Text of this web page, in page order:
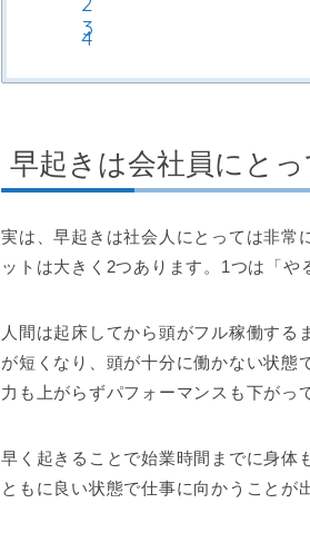
早起きは会社員にと
実は、早起きは社会人にとっては非常
ットは大きく2つあります。1つは「や
人間は起床してから頭がフル稼働す
が短くなり、頭が十分に働かない状態
力も上がらずパフォーマンスも下がっ
早く起きることで始業時間までに身体
ともに良い状態で仕事に向かうことが